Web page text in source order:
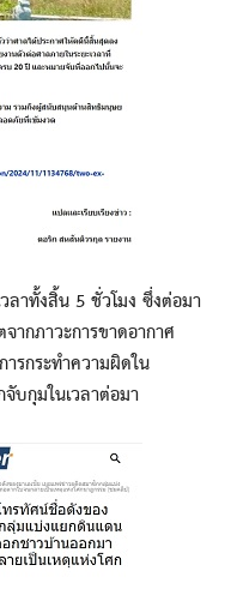
ทั้งสิ้น 5 ชั่วโมง ซึ่งต่อมา
กภาวะการขาดอากาศ
รกระทำความผิดใน
บกุมในเวลาต่อมา